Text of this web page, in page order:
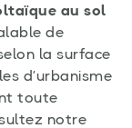
au sol
de
la surface
d’urbanisme
toute
notre